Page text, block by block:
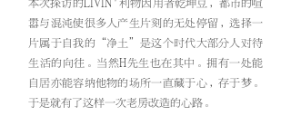
本次探访的LIVIN ' 利物因用者乾坤豆，都市的喧
嚣与混沌使很多人产生片刻的无处停留，选择一
片属于自我的“净土”是这个时代大部分人对待
生活的向往。当然H先生也在其中。拥有一处能
自居亦能容纳他物的场所一直藏于心，存于梦。
于是就有了这样一次老房改造的心路。